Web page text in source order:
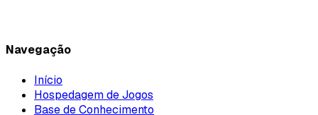
Navegação
Início
Hospedagem de Jogos
Base de Conhecimento